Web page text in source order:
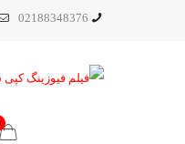
02188348376